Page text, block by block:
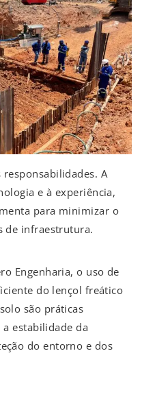
responsabilidades. A
e à experiência,
para minimizar o
de infraestrutura.
Engenharia, o uso de
do lençol freático
são práticas
estabilidade da
do entorno e dos